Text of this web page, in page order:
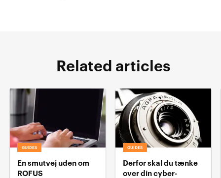
Related articles
GUIDES
En smutvej uden om
ROFUS
GUIDES
Derfor skal du tænke
over din cyber-